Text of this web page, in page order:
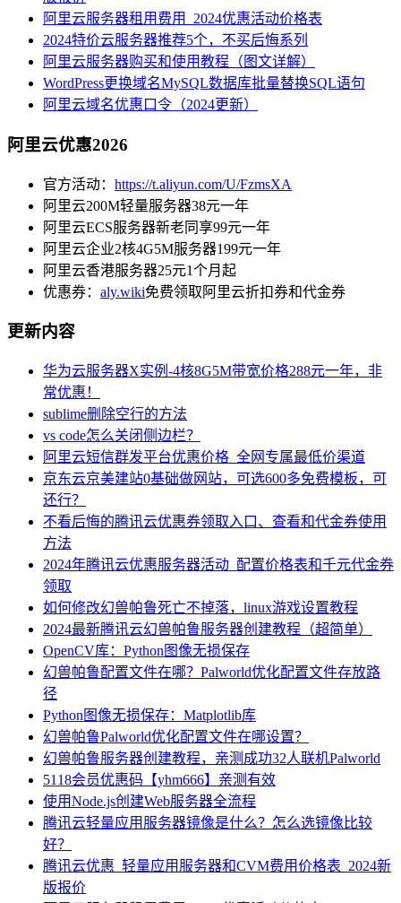
阿里云服务器租用费用_2024优惠活动价格表
2024特价云服务器推荐5个，不买后悔系列
阿里云服务器购买和使用教程（图文详解）
WordPress更换域名MySQL数据库批量替换SQL语句
阿里云域名优惠口令（2024更新）
阿里云优惠2026
官方活动： https://t.aliyun.com/U/FzmsXA
阿里云200M轻量服务器38元一年
阿里云ECS服务器新老同享99元一年
阿里云企业2核4G5M服务器199元一年
阿里云香港服务器25元1个月起
优惠券： aly.wiki免费领取阿里云折扣券和代金券
更新内容
华为云服务器X实例-4核8G5M带宽价格288元一年，非
常优惠！
sublime删除空行的方法
vs code怎么关闭侧边栏？
阿里云短信群发平台优惠价格_全网专属最低价渠道
京东云京美建站0基础做网站，可选600多免费模板，可
还行？
不看后悔的腾讯云优惠券领取入口、查看和代金券使用
方法
2024年腾讯云优惠服务器活动_配置价格表和千元代金券
领取
如何修改幻兽帕鲁死亡不掉落，linux游戏设置教程
2024最新腾讯云幻兽帕鲁服务器创建教程（超简单）
OpenCV库：Python图像无损保存
幻兽帕鲁配置文件在哪？Palworld优化配置文件存放路
径
Python图像无损保存：Matplotlib库
幻兽帕鲁Palworld优化配置文件在哪设置？
幻兽帕鲁服务器创建教程，亲测成功32人联机Palworld
5118会员优惠码【yhm666】亲测有效
使用Node.js创建Web服务器全流程
腾讯云轻量应用服务器镜像是什么？怎么选镜像比较
好？
腾讯云优惠_轻量应用服务器和CVM费用价格表_2024新
版报价